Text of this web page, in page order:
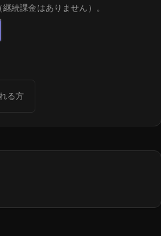
続課金はありません）。
る方